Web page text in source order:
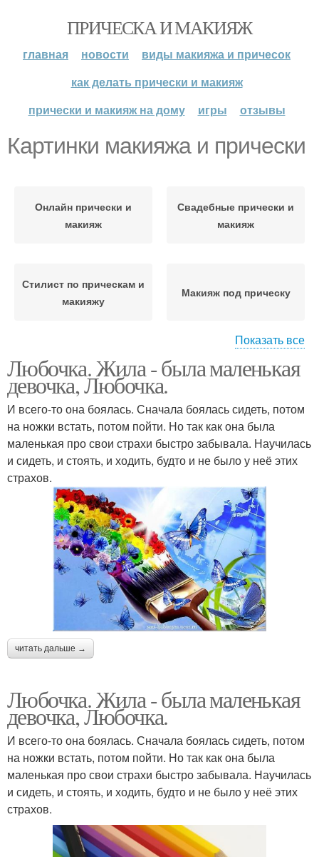
ПРИЧЕСКА И МАКИЯЖ
главная новости
виды макияжа и причесок
как делать прически и макияж
прически и макияж на дому
игры отзывы
Картинки макияжа и прически
Онлайн прически и
макияж
Свадебные прически и
макияж
Стилист по прическам и
макияжу
Макияж под прическу
Образ макияж и
прическа
макияж
Сделать макияж
прическу
Макияж и прическа на
выпускной
Подбор причесок и
макияжа онлайн
Прически дома
Играть в игру прически
и макияж
Игры макияж и
прически
Модный макияж и
прическа
Модели для причесок и
макияжа
Показать все
Любочка. Жила - была маленькая
девочка, Любочка.
И всего-то она боялась. Сначала боялась сидеть, потом
на ножки встать, потом пойти. Но так как она была
маленькая про свои страхи быстро забывала. Научилась
и сидеть, и стоять, и ходить, будто и не было у неё этих
страхов.
читать дальше →
Любочка. Жила - была маленькая
девочка, Любочка.
И всего-то она боялась. Сначала боялась сидеть, потом
на ножки встать, потом пойти. Но так как она была
маленькая про свои страхи быстро забывала. Научилась
и сидеть, и стоять, и ходить, будто и не было у неё этих
страхов.